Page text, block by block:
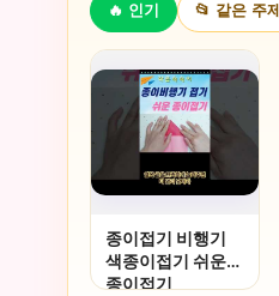
🔥 인기 📂 같은 주제
종이접기 비행기
색종이접기 쉬운
종이접기